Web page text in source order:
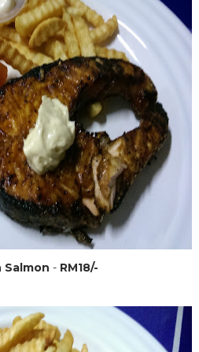
Salmon- RM18/-